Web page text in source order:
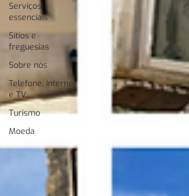
Serviços
essenciais
Sítios e
freguesias
Sobre nós
Telefone, Internet
e TV
Turismo
Moeda